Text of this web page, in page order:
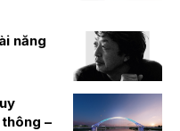
năng
–